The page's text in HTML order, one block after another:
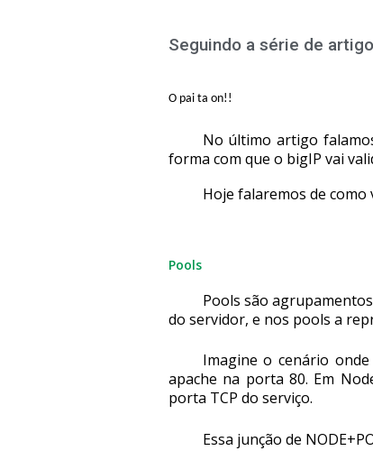
Seguindo a série de
O pai ta on!!
No último artigo
forma com que o bigIP vai
Hoje falaremos de
Pools
Pools são
do servidor, e nos pools a
Imagine o cenário
apache na porta 80. Em
porta TCP do serviço.
Essa junção de